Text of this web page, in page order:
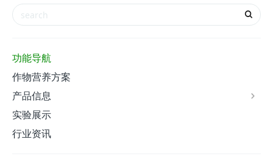
功能导航
作物营养方案
产品信息
实验展示
行业资讯